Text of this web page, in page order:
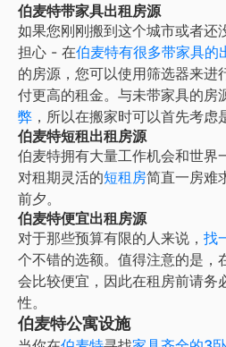
伯麦特带家具出租房源
如果您刚刚搬到这个城市或者还
担心 - 在伯麦特有很多带家具的
的房源，您可以使用筛选器来进
付更高的租金。与未带家具的房
弊 ，所以在搬家时可以首先考虑
伯麦特短租出租房源
伯麦特拥有大量工作机会和世界
对租期灵活的短租房简直一房难
前夕。
伯麦特便宜出租房源
对于那些预算有限的人来说， 找
个不错的选额。值得注意的是，
会比较便宜，因此在租房前请务
性。
伯麦特公寓设施